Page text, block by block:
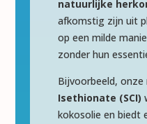
natuurlijke
afkomstig zijn uit
op een milde
zonder hun
Bijvoorbeeld, onze
Isethionate (SCI)
kokosolie en biedt